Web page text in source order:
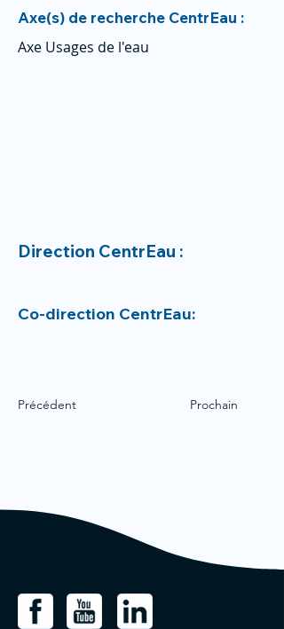
Axe(s) de recherche CentrEau :
Axe Usages de l'eau
Direction CentrEau :
Co-direction CentrEau:
Précédent Prochain